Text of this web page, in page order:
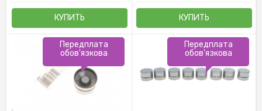
КУПИТЬ КУПИТЬ
Передплата
обов'язкова
Передплата
обов'язкова